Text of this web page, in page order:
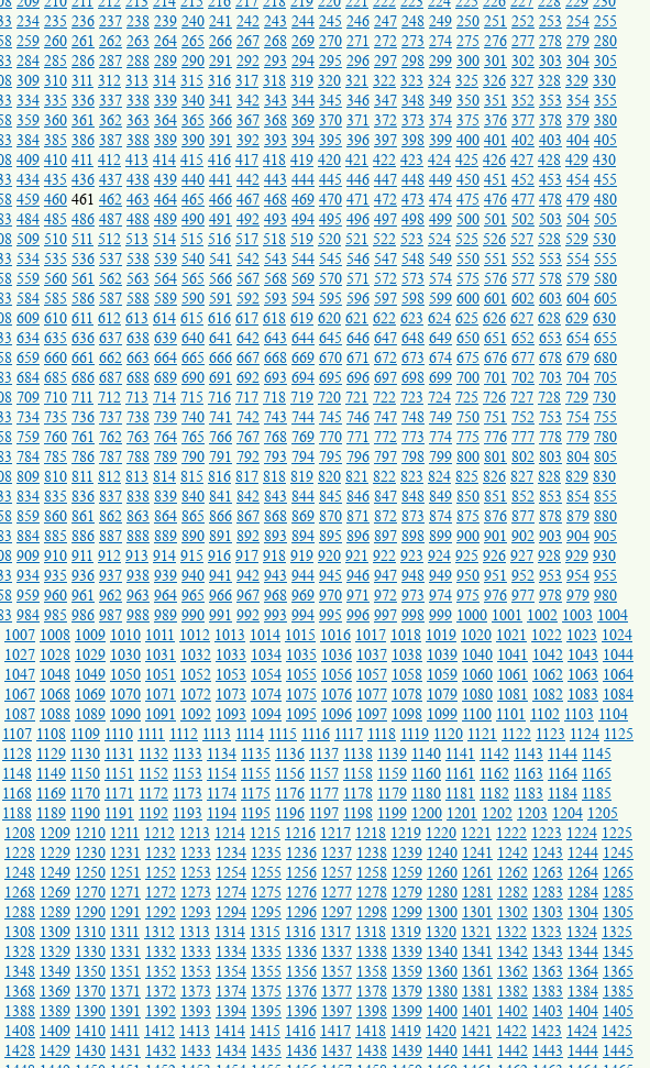
234 235 236 237 238 239 240 241 242 243 244 245 246 247 248 249 250 251 252 253 254 255
259 260 261 262 263 264 265 266 267 268 269 270 271 272 273 274 275 276 277 278 279 280
284 285 286 287 288 289 290 291 292 293 294 295 296 297 298 299 300 301 302 303 304 305
309 310 311 312 313 314 315 316 317 318 319 320 321 322 323 324 325 326 327 328 329 330
334 335 336 337 338 339 340 341 342 343 344 345 346 347 348 349 350 351 352 353 354 355
359 360 361 362 363 364 365 366 367 368 369 370 371 372 373 374 375 376 377 378 379 380
384 385 386 387 388 389 390 391 392 393 394 395 396 397 398 399 400 401 402 403 404 405
409 410 411 412 413 414 415 416 417 418 419 420 421 422 423 424 425 426 427 428 429 430
434 435 436 437 438 439 440 441 442 443 444 445 446 447 448 449 450 451 452 453 454 455
459 460 461 462 463 464 465 466 467 468 469 470 471 472 473 474 475 476 477 478 479 480
484 485 486 487 488 489 490 491 492 493 494 495 496 497 498 499 500 501 502 503 504 505
509 510 511 512 513 514 515 516 517 518 519 520 521 522 523 524 525 526 527 528 529 530
534 535 536 537 538 539 540 541 542 543 544 545 546 547 548 549 550 551 552 553 554 555
559 560 561 562 563 564 565 566 567 568 569 570 571 572 573 574 575 576 577 578 579 580
584 585 586 587 588 589 590 591 592 593 594 595 596 597 598 599 600 601 602 603 604 605
609 610 611 612 613 614 615 616 617 618 619 620 621 622 623 624 625 626 627 628 629 630
634 635 636 637 638 639 640 641 642 643 644 645 646 647 648 649 650 651 652 653 654 655
659 660 661 662 663 664 665 666 667 668 669 670 671 672 673 674 675 676 677 678 679 680
684 685 686 687 688 689 690 691 692 693 694 695 696 697 698 699 700 701 702 703 704 705
709 710 711 712 713 714 715 716 717 718 719 720 721 722 723 724 725 726 727 728 729 730
734 735 736 737 738 739 740 741 742 743 744 745 746 747 748 749 750 751 752 753 754 755
759 760 761 762 763 764 765 766 767 768 769 770 771 772 773 774 775 776 777 778 779 780
784 785 786 787 788 789 790 791 792 793 794 795 796 797 798 799 800 801 802 803 804 805
809 810 811 812 813 814 815 816 817 818 819 820 821 822 823 824 825 826 827 828 829 830
834 835 836 837 838 839 840 841 842 843 844 845 846 847 848 849 850 851 852 853 854 855
859 860 861 862 863 864 865 866 867 868 869 870 871 872 873 874 875 876 877 878 879 880
884 885 886 887 888 889 890 891 892 893 894 895 896 897 898 899 900 901 902 903 904 905
909 910 911 912 913 914 915 916 917 918 919 920 921 922 923 924 925 926 927 928 929 930
934 935 936 937 938 939 940 941 942 943 944 945 946 947 948 949 950 951 952 953 954 955
959 960 961 962 963 964 965 966 967 968 969 970 971 972 973 974 975 976 977 978 979 980
984 985 986 987 988 989 990 991 992 993 994 995 996 997 998 999 1000 1001 1002 1003 1004
1007 1008 1009 1010 1011 1012 1013 1014 1015 1016 1017 1018 1019 1020 1021 1022 1023 1024
1027 1028 1029 1030 1031 1032 1033 1034 1035 1036 1037 1038 1039 1040 1041 1042 1043 1044
1047 1048 1049 1050 1051 1052 1053 1054 1055 1056 1057 1058 1059 1060 1061 1062 1063 1064
1067 1068 1069 1070 1071 1072 1073 1074 1075 1076 1077 1078 1079 1080 1081 1082 1083 1084
1087 1088 1089 1090 1091 1092 1093 1094 1095 1096 1097 1098 1099 1100 1101 1102 1103 1104
1107 1108 1109 1110 1111 1112 1113 1114 1115 1116 1117 1118 1119 1120 1121 1122 1123 1124 1125
1128 1129 1130 1131 1132 1133 1134 1135 1136 1137 1138 1139 1140 1141 1142 1143 1144 1145
1148 1149 1150 1151 1152 1153 1154 1155 1156 1157 1158 1159 1160 1161 1162 1163 1164 1165
1168 1169 1170 1171 1172 1173 1174 1175 1176 1177 1178 1179 1180 1181 1182 1183 1184 1185
1188 1189 1190 1191 1192 1193 1194 1195 1196 1197 1198 1199 1200 1201 1202 1203 1204 1205
1208 1209 1210 1211 1212 1213 1214 1215 1216 1217 1218 1219 1220 1221 1222 1223 1224 1225
1228 1229 1230 1231 1232 1233 1234 1235 1236 1237 1238 1239 1240 1241 1242 1243 1244 1245
1248 1249 1250 1251 1252 1253 1254 1255 1256 1257 1258 1259 1260 1261 1262 1263 1264 1265
1268 1269 1270 1271 1272 1273 1274 1275 1276 1277 1278 1279 1280 1281 1282 1283 1284 1285
1288 1289 1290 1291 1292 1293 1294 1295 1296 1297 1298 1299 1300 1301 1302 1303 1304 1305
1308 1309 1310 1311 1312 1313 1314 1315 1316 1317 1318 1319 1320 1321 1322 1323 1324 1325
1328 1329 1330 1331 1332 1333 1334 1335 1336 1337 1338 1339 1340 1341 1342 1343 1344 1345
1348 1349 1350 1351 1352 1353 1354 1355 1356 1357 1358 1359 1360 1361 1362 1363 1364 1365
1368 1369 1370 1371 1372 1373 1374 1375 1376 1377 1378 1379 1380 1381 1382 1383 1384 1385
1388 1389 1390 1391 1392 1393 1394 1395 1396 1397 1398 1399 1400 1401 1402 1403 1404 1405
1408 1409 1410 1411 1412 1413 1414 1415 1416 1417 1418 1419 1420 1421 1422 1423 1424 1425
1428 1429 1430 1431 1432 1433 1434 1435 1436 1437 1438 1439 1440 1441 1442 1443 1444 1445